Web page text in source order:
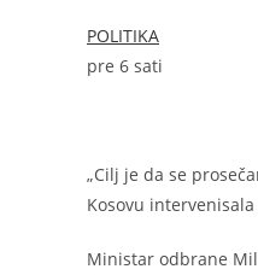
POLITIKA
pre 6 sati
„Cilj je da se
Kosovu
Ministar odbrane